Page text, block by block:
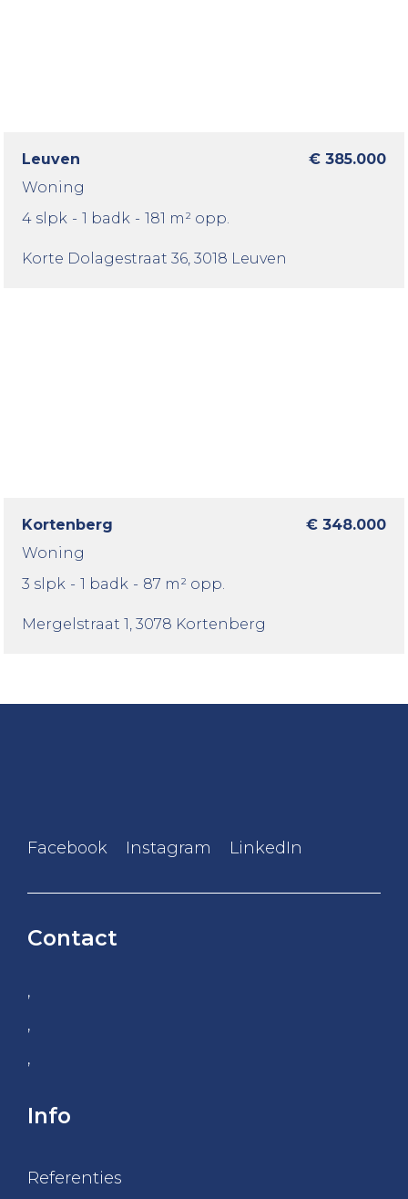
Leuven
€ 385.000
Woning
4 slpk - 1 badk - 181 m² opp.
Korte Dolagestraat 36 , 3018 Leuven
Kortenberg
€ 348.000
Woning
3 slpk - 1 badk - 87 m² opp.
Mergelstraat 1 , 3078 Kortenberg
Facebook Instagram LinkedIn
Contact
,
,
,
Info
Referenties